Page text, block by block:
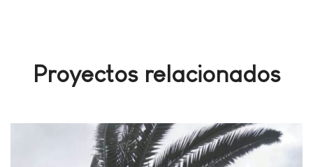
Proyectos relacionados